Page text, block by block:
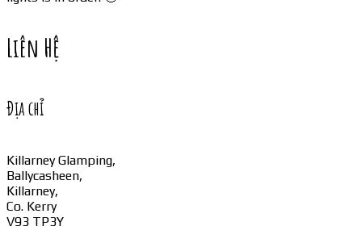
Liên Hệ
Địa chỉ
Killarney Glamping,
Ballycasheen,
Killarney,
Co. Kerry
V93 TP3Y